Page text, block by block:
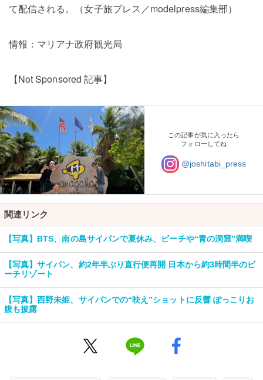
て配信される。（女子旅プレス／modelpress編集部）
情報：マリアナ政府観光局
【Not Sponsored 記事】
この記事が気に入ったら
フォローしてね
@joshitabi_press
関連リンク
【写真】BTS、南の島サイパンで夏休み、ビーチや“青の洞窟”満喫
【写真】サイパン、約2年半ぶり直行便再開 日本から約3時間半のビ
ーチリゾート
【写真】西野未姫、サイパンでの“映え”ショットに反響 ぽっこりお
腹も披露